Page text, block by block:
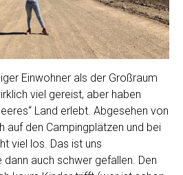
Einwohner als der Großraum
viel gereist, aber haben
Land erlebt. Abgesehen von
auf den Campingplätzen und bei
viel los. Das ist uns
auch schwer gefallen. Den